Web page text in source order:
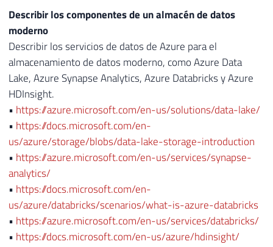
Describir los componentes de un almacén de datos
moderno
Describir los servicios de datos de Azure para el
almacenamiento de datos moderno, como Azure Data
Lake, Azure Synapse Analytics, Azure Databricks y Azure
HDInsight.
• https://azure.microsoft.com/en-us/solutions/data-lake/
• https://docs.microsoft.com/en-
us/azure/storage/blobs/data-lake-storage-introduction
• https://azure.microsoft.com/en-us/services/synapse-
analytics/
• https://docs.microsoft.com/en-
us/azure/databricks/scenarios/what-is-azure-databricks
• https://azure.microsoft.com/en-us/services/databricks/
• https://docs.microsoft.com/en-us/azure/hdinsight/